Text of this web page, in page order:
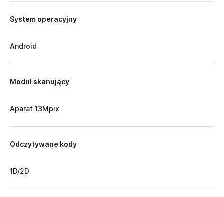
System operacyjny
Android
Moduł skanujący
Aparat 13Mpix
Odczytywane kody
1D/2D